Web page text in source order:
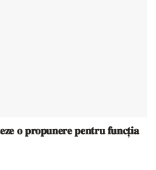
𝐨 𝐩𝐫𝐨𝐩𝐮𝐧𝐞𝐫𝐞 𝐩𝐞𝐧𝐭𝐫𝐮 𝐟𝐮𝐧𝐜𝐭̦𝐢𝐚